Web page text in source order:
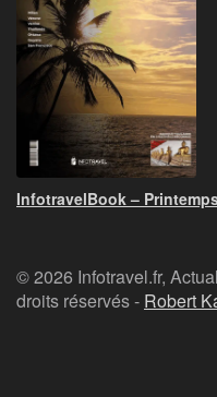
InfotravelBook –
© 2026 Infotravel.fr,
droits réservés - Robert